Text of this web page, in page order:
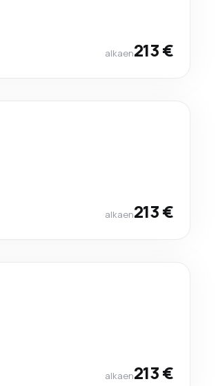
alkaen213 €
alkaen213 €
alkaen213 €